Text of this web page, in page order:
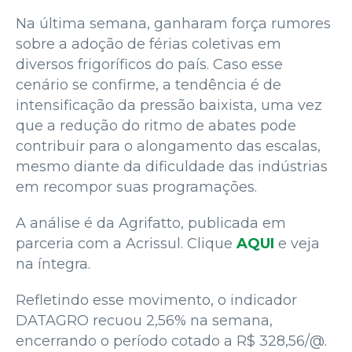
Na última semana, ganharam força rumores
sobre a adoção de férias coletivas em
diversos frigoríficos do país. Caso esse
cenário se confirme, a tendência é de
intensificação da pressão baixista, uma vez
que a redução do ritmo de abates pode
contribuir para o alongamento das escalas,
mesmo diante da dificuldade das indústrias
em recompor suas programações.
A análise é da Agrifatto, publicada em
parceria com a Acrissul. Clique AQUI e veja
na íntegra.
Refletindo esse movimento, o indicador
DATAGRO recuou 2,56% na semana,
encerrando o período cotado a R$ 328,56/@.